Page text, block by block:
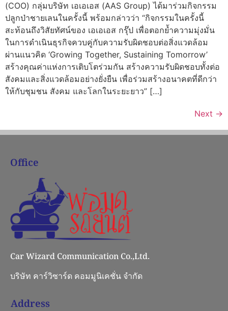
(COO) กลุ่มบริษัท เอเอเอส (AAS Group) ได้มาร่วมกิจกรรม
ปลูกป่าชายเลนในครั้งนี้ พร้อมกล่าวว่า “กิจกรรมในครั้งนี้
สะท้อนถึงวิสัยทัศน์ของ เอเอเอส กรุ๊ป เพื่อตอกย้ำความมุ่งมั่น
ในการดำเนินธุรกิจควบคู่กับความรับผิดชอบต่อสิ่งแวดล้อม
ผ่านแนวคิด ‘Growing Together, Sustaining Tomorrow’
สร้างคุณค่าแห่งการเติบโตร่วมกัน สร้างความรับผิดชอบทั้งต่อ
สังคมและสิ่งแวดล้อมอย่างยั่งยืน เพื่อร่วมสร้างอนาคตที่ดีกว่า
ให้กับชุมชน สังคม และโลกในระยะยาว” […]
Next →
Office
Car Wizard Communication Co.,Ltd.
บริษัท คาร์วิซาร์ด คอมมูนิเคชั่น จำกัด
Address